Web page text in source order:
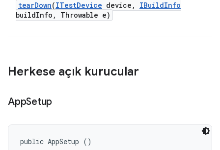
tearDown(ITestDevice device , IBuildInfo
buildInfo , Throwable e)
Herkese açık kurucular
AppSetup
public AppSetup ()